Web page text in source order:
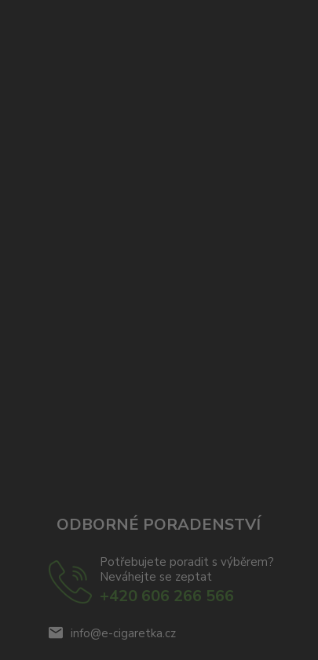
ODBORNÉ PORADENSTVÍ
Potřebujete poradit s výběrem?
Neváhejte se zeptat
+420 606 266 566
info@e-cigaretka.cz